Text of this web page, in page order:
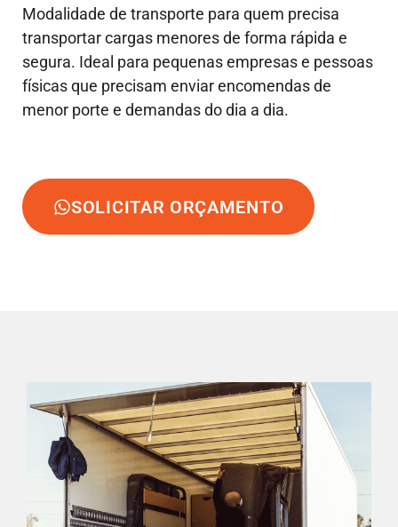
Modalidade de transporte para quem precisa
transportar cargas menores de forma rápida e
segura. Ideal para pequenas empresas e pessoas
físicas que precisam enviar encomendas de
menor porte e demandas do dia a dia.
SOLICITAR ORÇAMENTO